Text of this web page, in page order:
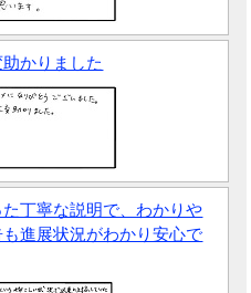
かりました
丁寧な説明で、わかりや
進展状況がわかり安心で